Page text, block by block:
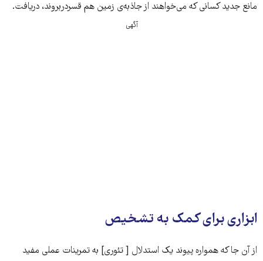
مانع جدید کسانی که می‌خواهند از جاذبه‌ی زمین هم قسر‌در‌بروند، دریافت.
آگهی
ابزاری برای کمک به تشخیص
از آن جا که همواره پیوند یک استدلال [ تئوری] به تمرینات عملی مفید